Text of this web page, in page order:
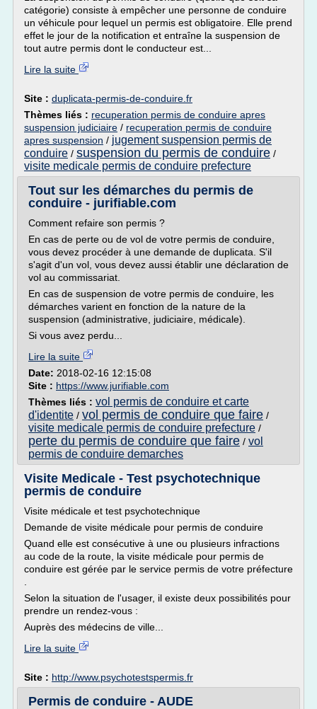
catégorie) consiste à empêcher une personne de conduire
un véhicule pour lequel un permis est obligatoire. Elle prend
effet le jour de la notification et entraîne la suspension de
tout autre permis dont le conducteur est...
Lire la suite
Site : duplicata-permis-de-conduire.fr
Thèmes liés : recuperation permis de conduire apres
suspension judiciaire / recuperation permis de conduire
apres suspension / jugement suspension permis de
conduire / suspension du permis de conduire /
visite medicale permis de conduire prefecture
Tout sur les démarches du permis de
conduire - jurifiable.com
Comment refaire son permis ?
En cas de perte ou de vol de votre permis de conduire,
vous devez procéder à une demande de duplicata. S'il
s'agit d'un vol, vous devez aussi établir une déclaration de
vol au commissariat.
En cas de suspension de votre permis de conduire, les
démarches varient en fonction de la nature de la
suspension (administrative, judiciaire, médicale).
Si vous avez perdu...
Lire la suite
Date: 2018-02-16 12:15:08
Site : https://www.jurifiable.com
Thèmes liés : vol permis de conduire et carte
d'identite / vol permis de conduire que faire /
visite medicale permis de conduire prefecture /
perte du permis de conduire que faire / vol
permis de conduire demarches
Visite Medicale - Test psychotechnique
permis de conduire
Visite médicale et test psychotechnique
Demande de visite médicale pour permis de conduire
Quand elle est consécutive à une ou plusieurs infractions
au code de la route, la visite médicale pour permis de
conduire est gérée par le service permis de votre préfecture
Selon la situation de l'usager, il existe deux possibilités pour
prendre un rendez-vous :
Auprès des médecins de ville...
Lire la suite
Site : http://www.psychotestspermis.fr
Permis de conduire - AUDE